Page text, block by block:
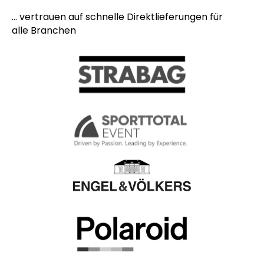
... vertrauen auf schnelle Direktlieferungen für
alle Branchen